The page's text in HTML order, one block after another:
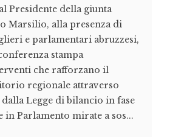
Presidente della giunta
Marsilio, alla presenza di
e parlamentari abruzzesi,
stampa
che rafforzano il
regionale attraverso
Legge di bilancio in fase
in Parlamento mirate a sos...